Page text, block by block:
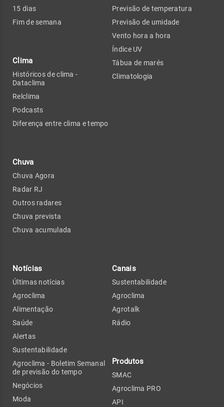
15 dias
Fim de semana
Clima
Históricos de clima -
Dataclima
Relclima
Podcasts
Diferença entre clima e tempo
Chuva
Chuva Agora
Radar RJ
Outros radares
Chuva prevista
Chuva acumulada
Previsão de temperatura
Previsão de umidade
Vento hora a hora
Índice UV
Tábua de marés
Climatologia
Notícias
Últimas notícias
Agroclima
Alimentação
Saúde
Alertas
Sustentabilidade
Agroclima - Boletim Semanal
de previsão do tempo
Negócios
Moda
Canais
Sustentabilidade
Agroclima
Agrotalk
Rádio
Produtos
SMAC
Agroclima PRO
API